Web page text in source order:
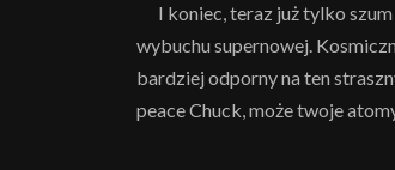
I koniec, teraz już tylko szum
wybuchu supernowej.
bardziej odporny na ten
peace Chuck, może twoje